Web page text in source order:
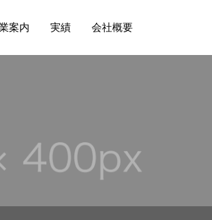
案内 実績 会社概要